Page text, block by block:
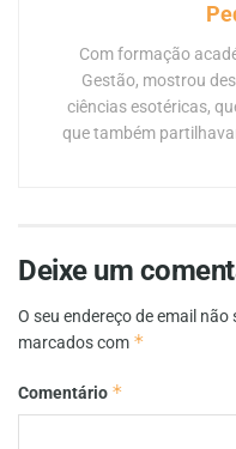
Com formação
Gestão, mostrou
ciências esotéricas,
que também
Deixe um
O seu endereço de email
marcados com *
Comentário *